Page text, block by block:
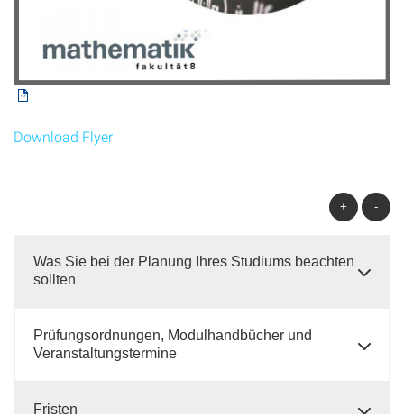
Download Flyer
+ -
Was Sie bei der Planung Ihres Studiums beachten
sollten
Prüfungsordnungen, Modulhandbücher und
Veranstaltungstermine
Fristen